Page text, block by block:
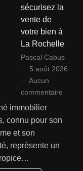
sécurisez la
vente de
votre bien à
La Rochelle
Pascal Cabus
5 août 2026
Aucun
commentaire
immobilier
connu pour son
et son
représente un